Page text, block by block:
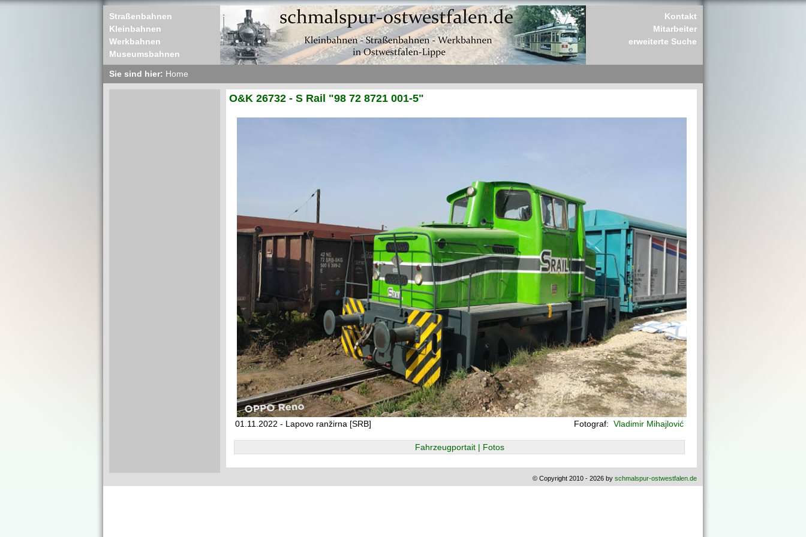
Straßenbahnen
Kleinbahnen
Werkbahnen
Museumsbahnen
Kontakt
Mitarbeiter
erweiterte Suche
Sie sind hier: Home
O&K 26732 - S Rail "98 72 8721 001-5"
01.11.2022 - Lapovo ranžirna [SRB] Fotograf: Vladimir Mihajlović
Fahrzeugportait | Fotos
© Copyright 2010 - 2026 by schmalspur-ostwestfalen.de